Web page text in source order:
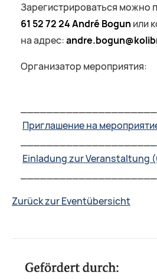
Зарегистрироваться можно
61 52 72 24André Bogun или
на адрес:andre.bogun@
Организатор мероприятия:
Приглашение на
Einladung zur Veranstaltung
Zurück zur Eventübersicht